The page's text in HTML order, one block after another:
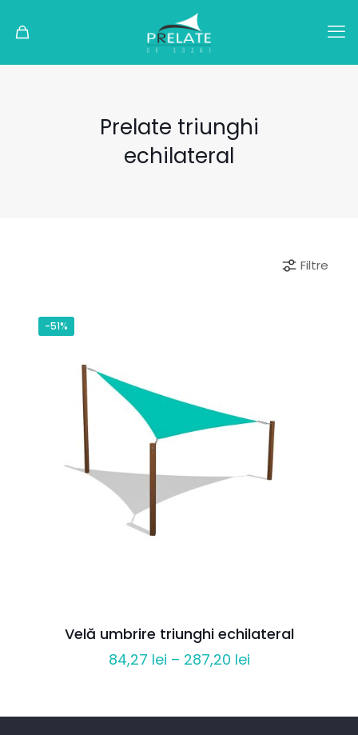
Prelate triunghi
echilateral
Filtre
-51%
Velă umbrire triunghi echilateral
84,27 lei – 287,20 leiInterval